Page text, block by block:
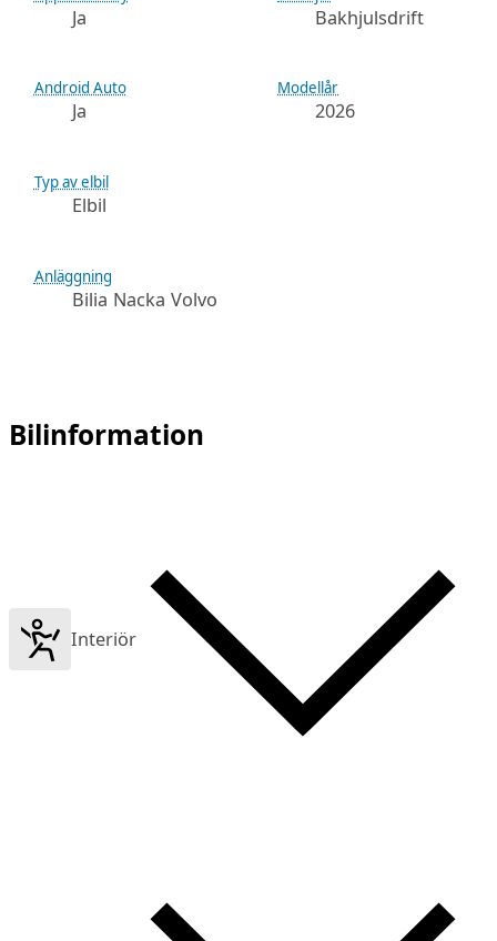
Ja Bakhjulsdrift
Android Auto
Ja
Modellår
2026
Typ av elbil
Elbil
Anläggning
Bilia Nacka Volvo
Bilinformation
Interiör